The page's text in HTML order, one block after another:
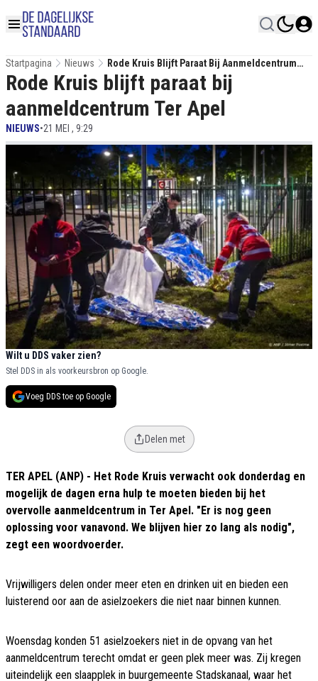
Startpagina Nieuws
Rode Kruis Blijft Paraat Bij Aanmeldcentrum
Ter Apel
Rode Kruis blijft paraat bij
aanmeldcentrum Ter Apel
NIEUWS•21 MEI , 9:29
Wilt u DDS vaker zien?
Stel DDS in als voorkeursbron op Google.
Voeg DDS toe op Google
Delen met
TER APEL (ANP) - Het Rode Kruis verwacht ook donderdag en
mogelijk de dagen erna hulp te moeten bieden bij het
overvolle aanmeldcentrum in Ter Apel. "Er is nog geen
oplossing voor vanavond. We blijven hier zo lang als nodig",
zegt een woordvoerder.
Vrijwilligers delen onder meer eten en drinken uit en bieden een
luisterend oor aan de asielzoekers die niet naar binnen kunnen.
Woensdag konden 51 asielzoekers niet in de opvang van het
aanmeldcentrum terecht omdat er geen plek meer was. Zij kregen
uiteindelijk een slaapplek in buurgemeente Stadskanaal, waar het